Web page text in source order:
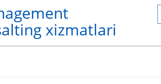
xizmatlari